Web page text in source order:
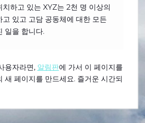
치하고 있는 XYZ는 2천 명 이상의
고 있고 고담 공동체에 대한 모든
일을 합니다.
용자라면, 알림판에 가서 이 페이지를
새 페이지를 만드세요. 즐거운 시간되